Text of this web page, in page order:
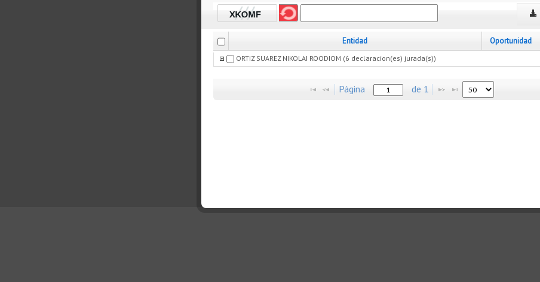
Entidad Oportunidad
ORTIZ SUAREZ NIKOLAI ROODIOM (6 declaracion(es) jurada(s))
Página de 1